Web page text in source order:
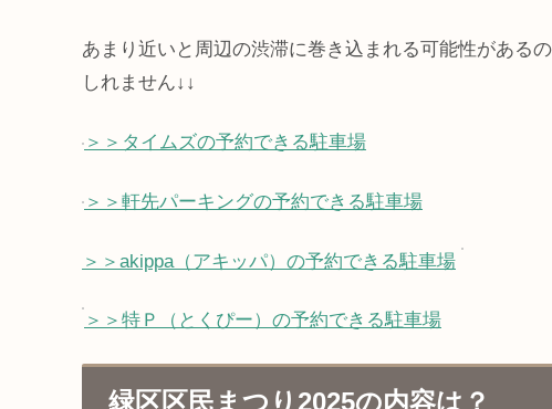
あまり近いと周辺の渋滞に巻き込まれる可能性がある
しれません↓↓
＞＞タイムズの予約できる駐車場
＞＞軒先パーキングの予約できる駐車場
＞＞akippa（アキッパ）の予約できる駐車場
＞＞特Ｐ（とくぴー）の予約できる駐車場
緑区区民まつり2025の内容は？